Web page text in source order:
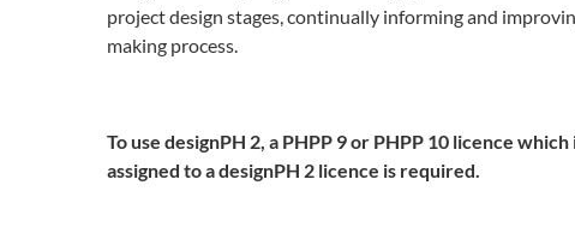
project design stages, continually informing and
making process.
To use designPH 2, a PHPP 9 or PHPP 10 licence
assigned to a designPH 2 licence is required.